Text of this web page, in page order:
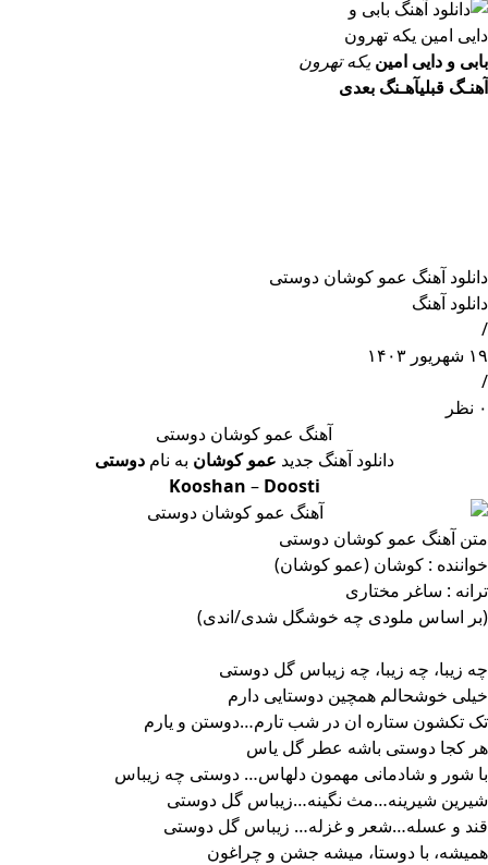
بابی و دایی امینیکه تهرون
آهنـگ قبلیآهـنگ بعدی
دانلود آهنگ عمو کوشان دوستی
دانلود آهنگ
/
۱۹ شهریور ۱۴۰۳
/
۰ نظر
آهنگ عمو کوشان دوستی
دانلود آهنگ جدید عمو کوشان به نامدوستی
Kooshan – Doosti
متن آهنگ عمو کوشان دوستی
خواننده : کوشان (عمو کوشان)
ترانه : ساغر مختاری
(بر اساس ملودی چه خوشگل شدی/اندی)
چه زیبا، چه زیبا، چه زیباس گل دوستی
خیلی خوشحالم همچین دوستایی دارم
تک تکشون ستاره ان در شب تارم…دوستن و یارم
هر کجا دوستی باشه عطر گل یاس
با شور و شادمانی مهمون دلهاس… دوستی چه زیباس
شیرین شیرینه…مث نگینه…زیباس گل دوستی
قند و عسله…شعر و غزله… زیباس گل دوستی
همیشه، با دوستا، میشه جشن و چراغون